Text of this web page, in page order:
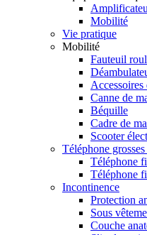
Mobilité
Vie pratique
Mobilité
Fauteuil
Canne de
Béquille
Cadre de
Scooter
Téléphone
Téléphone
Téléphone
Incontinence
Protection
Sous
Couche